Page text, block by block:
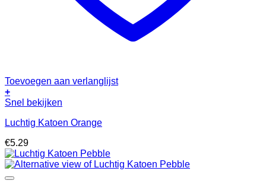
Toevoegen aan verlanglijst
+
Snel bekijken
Luchtig Katoen Orange
€5.29